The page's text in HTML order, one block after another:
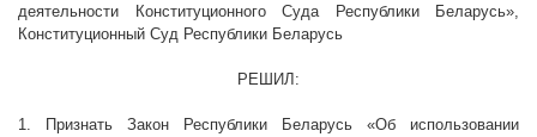
деятельности Конституционного Суда Республики Беларусь»,
Конституционный Суд Республики Беларусь
РЕШИЛ:
1. Признать Закон Республики Беларусь «Об использовании